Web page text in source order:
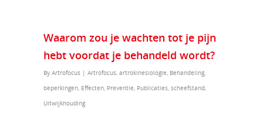
Waarom zou je wachten tot je pijn
hebt voordat je behandeld wordt?
By Artrofocus | Artrofocus, artrokinesiologie, Behandeling,
beperkingen, Effecten, Preventie, Publicaties, scheefstand,
Uitwijkhouding